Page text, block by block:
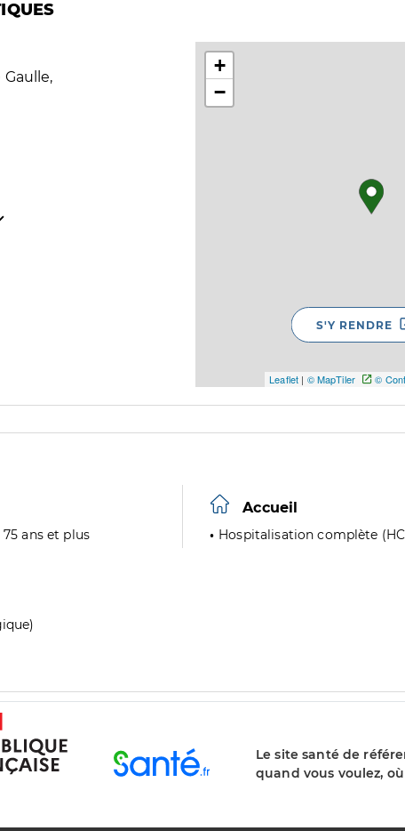
Gaulle,
+
−
Leaflet | © MapTiler ©
S'Y RENDRE
ans et plus
Accueil
Hospitalisation complète
Le site santé de
quand vous voulez,